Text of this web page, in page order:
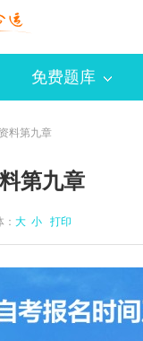
免费题库
料第九章
第九章
大 小 打印